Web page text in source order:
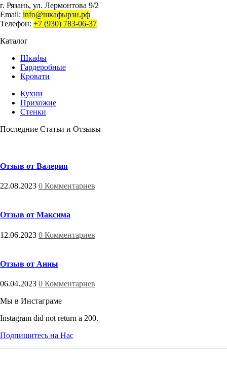
г. Рязань, ул. Лермонтова 9/2
Email: info@шкафырзн.рф
Телефон: +7 (930) 783-06-37
Каталог
Шкафы
Гардеробные
Кровати
Кухни
Прихожие
Стенки
Последние Статьи и Отзывы
Отзыв от Валерия
22.08.2023 0 Комментариев
Отзыв от Максима
12.06.2023 0 Комментариев
Отзыв от Анны
06.04.2023 0 Комментариев
Мы в Инстаграме
Instagram did not return a 200.
Подпишитесь на Нас